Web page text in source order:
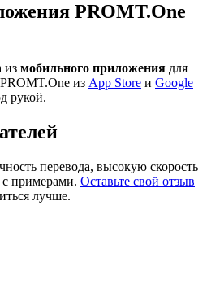
PROMT.One
из мобильного приложения для
из App Store и Google
рукой.
перевода, высокую скорость
с примерами. Оставьте свой отзыв
лучше.